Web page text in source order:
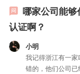
哪家公司能
认证啊？
小明
我记得浙江有一
错的，他们公司